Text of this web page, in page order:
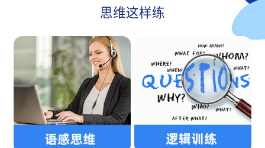
思维这样练